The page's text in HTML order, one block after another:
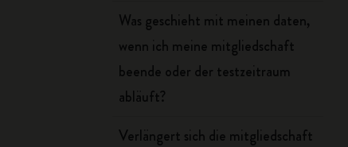
Was geschieht mit meinen daten,
wenn ich meine mitgliedschaft
beende oder der testzeitraum
abläuft?
Verlängert sich die mitgliedschaft